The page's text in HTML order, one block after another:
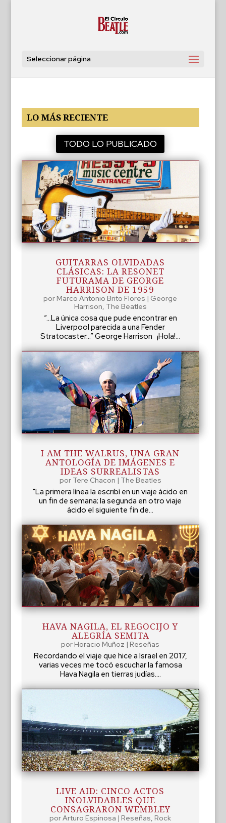
Seleccionar página
LO MÁS RECIENTE
TODO LO PUBLICADO
GUITARRAS OLVIDADAS
CLÁSICAS: LA RESONET
FUTURAMA DE GEORGE
HARRISON DE 1959
porMarco Antonio Brito Flores | George
Harrison, The Beatles
“...La única cosa que pude encontrar en
Liverpool parecida a una Fender
Stratocaster…” George Harrison ¡Hola!...
I AM THE WALRUS, UNA GRAN
ANTOLOGÍA DE IMÁGENES E
IDEAS SURREALISTAS
por Tere Chacon | The Beatles
"La primera línea la escribí en un viaje ácido en
un fin de semana; la segunda en otro viaje
ácido el siguiente fin de...
HAVA NAGILA, EL REGOCIJO Y
ALEGRÍA SEMITA
porHoracio Muñoz |Reseñas
Recordando el viaje que hice a Israel en 2017,
varias veces me tocó escuchar la famosa
Hava Nagila en tierras judías....
LIVE AID: CINCO ACTOS
INOLVIDABLES QUE
CONSAGRARON WEMBLEY
porArturo Espinosa |Reseñas,Rock